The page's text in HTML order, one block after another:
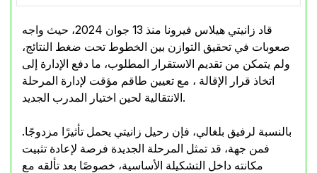
قاد زانيتي هيلاس فيرونا منذ 13 جوان 2024، حيث واجه
صعوبات في تحقيق التوازن بين الخطوط تحت ضغط النتائج،
ولم يتمكن من تقديم الاستقرار المطلوب، ما دفع الإدارة إلى
اتخاذ قرار الإقالة ، مع تعيين طاقم مؤقت لإدارة المرحلة
الانتقالية لحين اختيار المدرب الجديد.
بالنسبة لرفيق بلغالي، فإن رحيل زانيتي يحمل تأثيرًا مزدوجًا.
فمن جهة، قد تمثل المرحلة الجديدة فرصة لإعادة تثبيت
مكانته داخل التشكيلة الأساسية، خصوصًا بعد تألقه مع